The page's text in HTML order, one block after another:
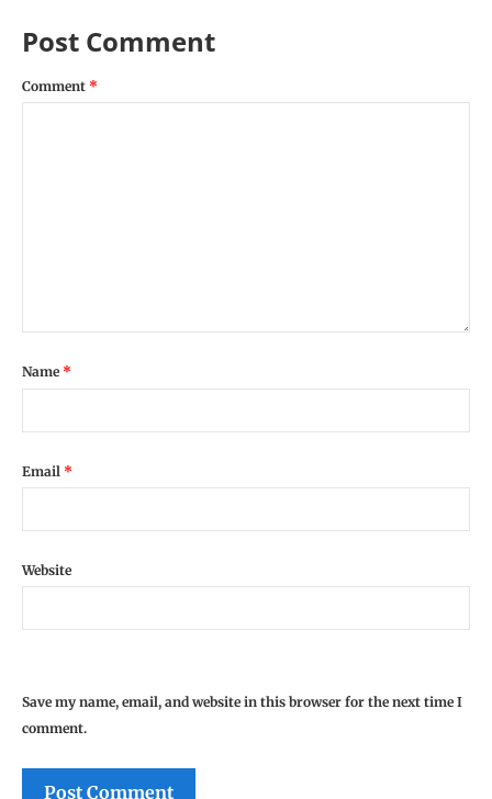
Post Comment
Comment *
Name *
Email *
Website
Save my name, email, and website in this browser for the next time I
comment.